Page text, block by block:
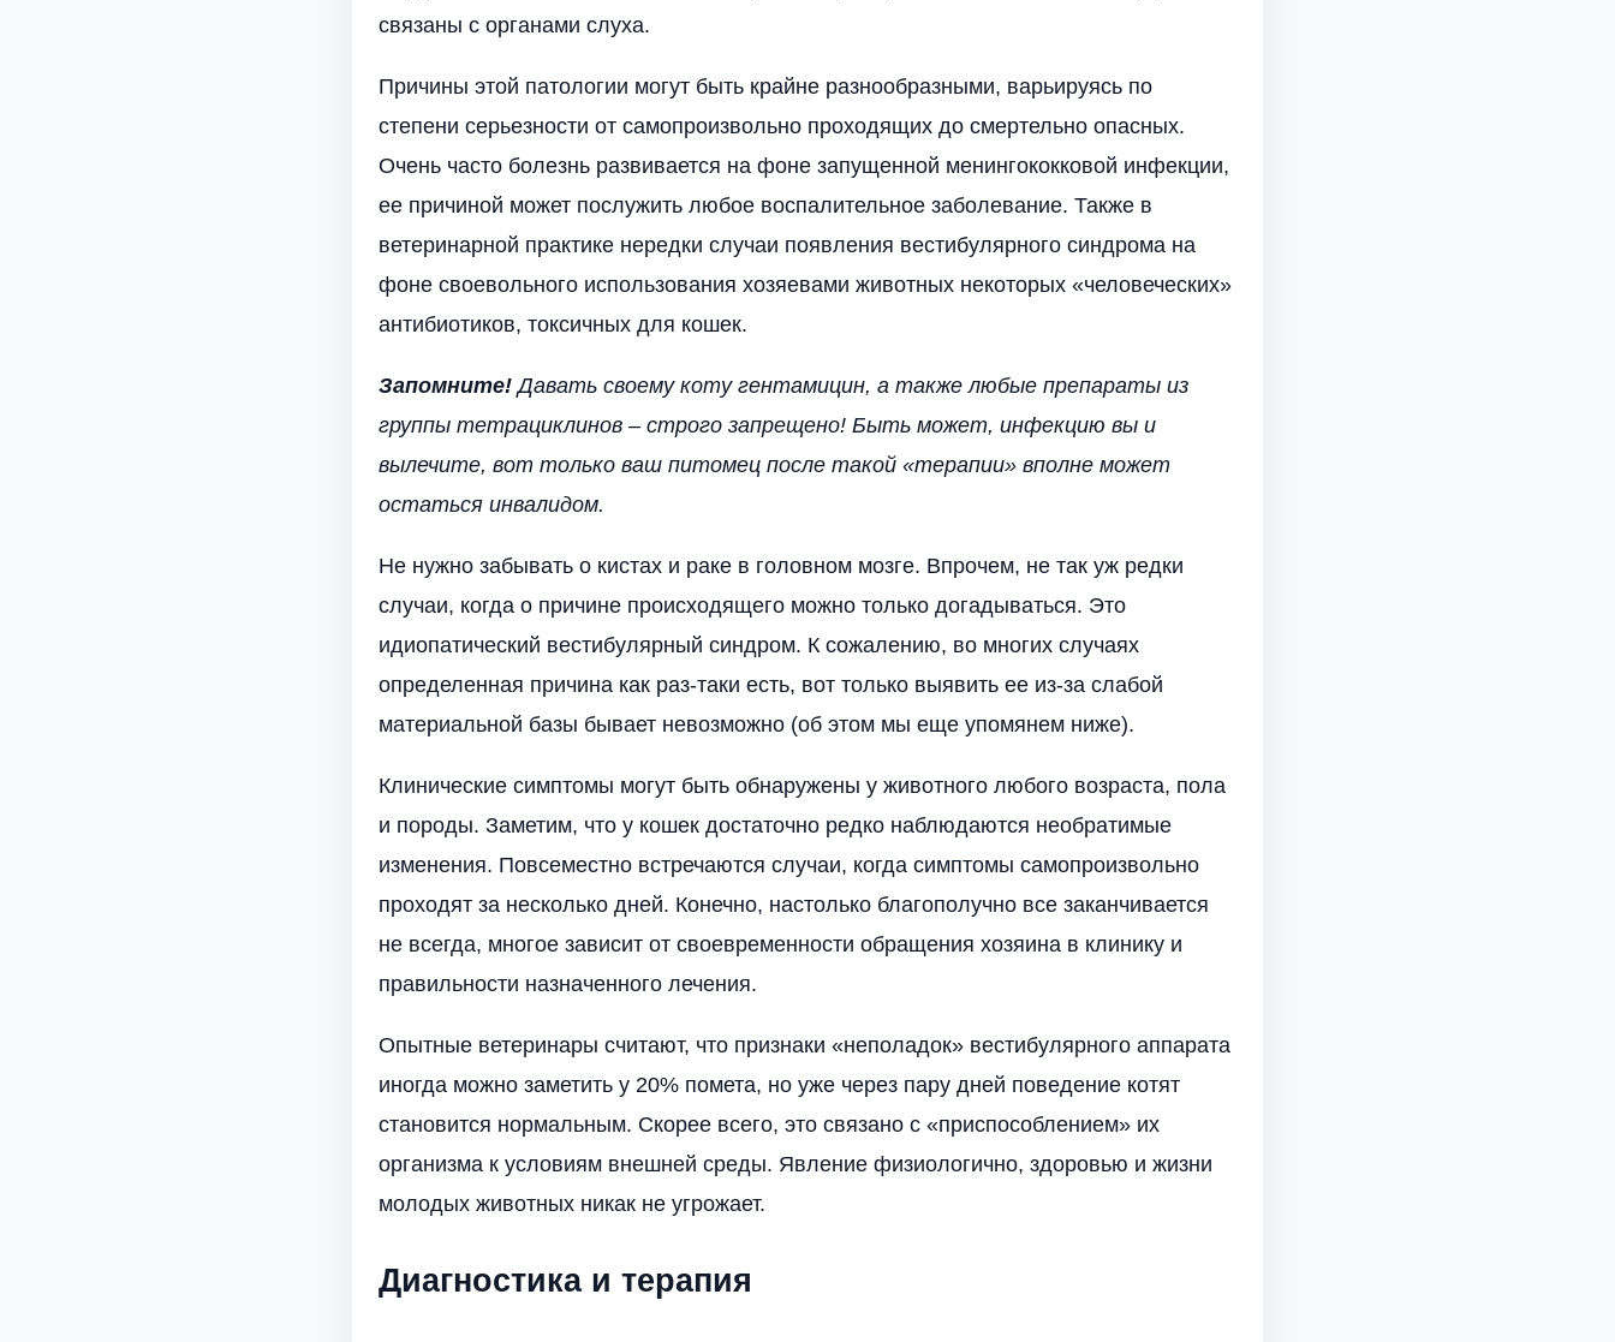
связаны с органами слуха.
Причины этой патологии могут быть крайне разнообразными, варьируясь по
степени серьезности от самопроизвольно проходящих до смертельно опасных.
Очень часто болезнь развивается на фоне запущенной менингококковой инфекции,
ее причиной может послужить любое воспалительное заболевание. Также в
ветеринарной практике нередки случаи появления вестибулярного синдрома на
фоне своевольного использования хозяевами животных некоторых «человеческих»
антибиотиков, токсичных для кошек.
Запомните! Давать своему коту гентамицин, а также любые препараты из
группы тетрациклинов – строго запрещено! Быть может, инфекцию вы и
вылечите, вот только ваш питомец после такой «терапии» вполне может
остаться инвалидом.
Не нужно забывать о кистах и раке в головном мозге. Впрочем, не так уж редки
случаи, когда о причине происходящего можно только догадываться. Это
идиопатический вестибулярный синдром. К сожалению, во многих случаях
определенная причина как раз-таки есть, вот только выявить ее из-за слабой
материальной базы бывает невозможно (об этом мы еще упомянем ниже).
Клинические симптомы могут быть обнаружены у животного любого возраста, пола
и породы. Заметим, что у кошек достаточно редко наблюдаются необратимые
изменения. Повсеместно встречаются случаи, когда симптомы самопроизвольно
проходят за несколько дней. Конечно, настолько благополучно все заканчивается
не всегда, многое зависит от своевременности обращения хозяина в клинику и
правильности назначенного лечения.
Опытные ветеринары считают, что признаки «неполадок» вестибулярного аппарата
иногда можно заметить у 20% помета, но уже через пару дней поведение котят
становится нормальным. Скорее всего, это связано с «приспособлением» их
организма к условиям внешней среды. Явление физиологично, здоровью и жизни
молодых животных никак не угрожает.
Диагностика и терапия